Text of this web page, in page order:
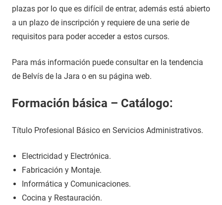
plazas por lo que es difícil de entrar, además está abierto
a un plazo de inscripción y requiere de una serie de
requisitos para poder acceder a estos cursos.
Para más información puede consultar en la tendencia
de Belvís de la Jara o en su página web.
Formación básica – Catálogo:
Título Profesional Básico en Servicios Administrativos.
Electricidad y Electrónica.
Fabricación y Montaje.
Informática y Comunicaciones.
Cocina y Restauración.